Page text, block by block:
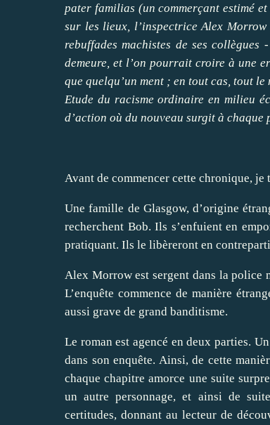
pater familias (un commerçant estimé
sur les lieux, l’inspectrice Alex
rebuffades machistes de ses
demeure, et l’on pourrait croire à une
que quelqu’un ment ; en tout cas, tout
Etude du racisme ordinaire en milieu
d’action où du nouveau surgit à chaque
Avant de commencer cette chronique,
Une famille de Glasgow, d’origine
recherchent Bob. Ils s’enfuient en
pratiquant. Ils le libèreront en
Alex Morrow est sergent dans la police
L’enquête commence de manière
aussi grave de grand banditisme.
Le roman est agencé en deux parties.
dans son enquête. Ainsi, de cette
chaque chapitre amorce une suite
un autre personnage, et ainsi de
certitudes, donnant au lecteur de